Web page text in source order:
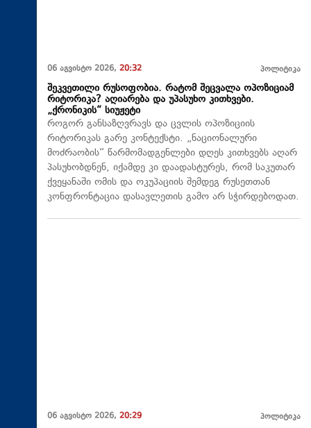
06 აგვისტო 2026, 20:32 პოლიტიკა
შეკვეთილი რუსოფობია. რატომ შეცვალა ოპოზიციამ
რიტორიკა? აღიარება და უპასუხო კითხვები.
„ქრონიკის“ სიუჟეტი
როგორ განსაზღვრავს და ცვლის ოპოზიციის
რიტორიკას გარე კონტექსტი. „ნაციონალური
მოძრაობის“ წარმომადგენლები დღეს კითხვებს აღარ
პასუხობდნენ, იქამდე კი დაადასტურეს, რომ საკუთარ
ქვეყანაში ომის და ოკუპაციის შემდეგ რუსეთთან
კონფრონტაცია დასავლეთის გამო არ სჭირდებოდათ.
06 აგვისტო 2026, 20:29 პოლიტიკა